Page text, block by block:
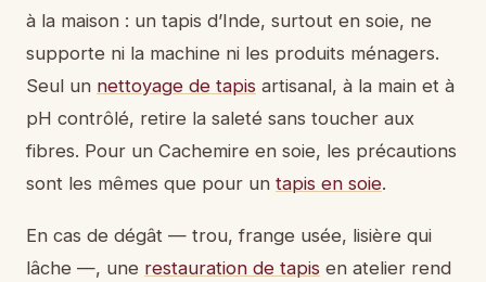
à la maison : un tapis d’Inde, surtout en soie, ne
supporte ni la machine ni les produits ménagers.
Seul un nettoyage de tapis artisanal, à la main et à
pH contrôlé, retire la saleté sans toucher aux
fibres. Pour un Cachemire en soie, les précautions
sont les mêmes que pour un tapis en soie.
En cas de dégât — trou, frange usée, lisière qui
lâche —, une restauration de tapis en atelier rend